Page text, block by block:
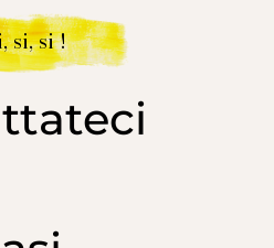
si, si !